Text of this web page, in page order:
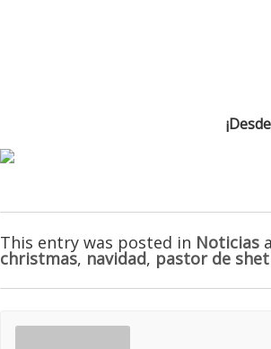
This entry was posted in Noticias
christmas, navidad, pastor de